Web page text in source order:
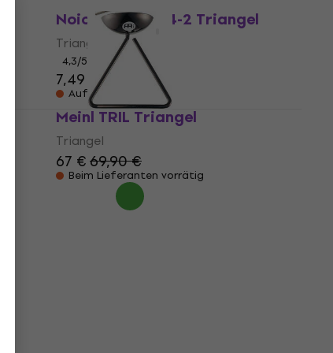
Noicetone T004-2 Triangel
Triangel
4,3/5
7,49 €
Auf dem Weg
Meinl TRIL Triangel
Triangel
67 €69,90 €
Beim Lieferanten vorrätig